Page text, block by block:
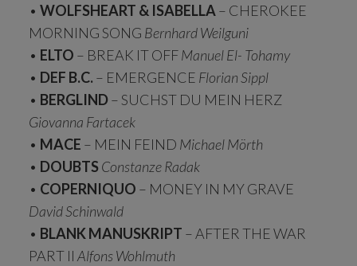
• WOLFSHEART & ISABELLA – CHEROKEE
MORNING SONG Bernhard Weilguni
• ELTO – BREAK IT OFFManuel El- Tohamy
• DEF B.C.– EMERGENCE Florian Sippl
• BERGLIND– SUCHST DU MEIN HERZ
Giovanna Fartacek
• MACE – MEIN FEIND Michael Mörth
• DOUBTSConstanze Radak
• COPERNIQUO – MONEY IN MY GRAVE
David Schinwald
• BLANK MANUSKRIPT – AFTER THE WAR
PART II Alfons Wohlmuth